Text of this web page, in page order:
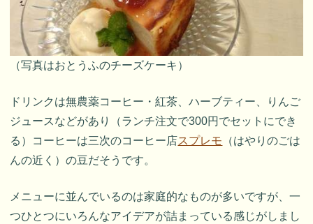
（写真はおとうふのチーズケーキ）
ドリンクは無農薬コーヒー・紅茶、ハーブティー、りんご
ジュースなどがあり（ランチ注文で300円でセットにでき
る）コーヒーは三次のコーヒー店スプレモ （はやりのごは
んの近く）の豆だそうです。
メニューに並んでいるのは家庭的なものが多いですが、一
つひとつにいろんなアイデアが詰まっている感じがしまし